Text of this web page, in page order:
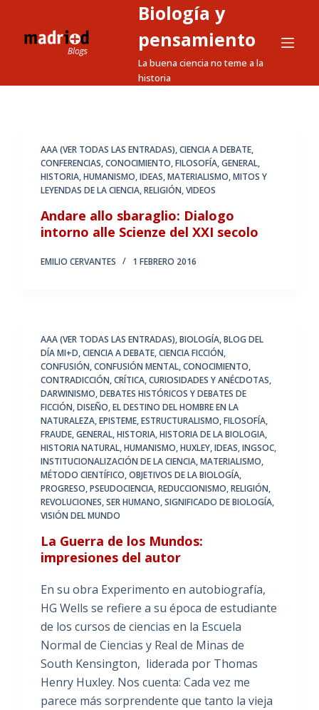
a
Biología y
pensamiento
La buena ciencia no teme a la
historia
AAA (VER TODAS LAS ENTRADAS),CIENCIA A DEBATE,
CONFERENCIAS,CONOCIMIENTO,FILOSOFÍA,GENERAL,
HISTORIA,HUMANISMO,IDEAS,MATERIALISMO,MITOS Y
LEYENDAS DE LA CIENCIA,RELIGIÓN,VIDEOS
Andare allo sbaraglio: Dialogo
intorno alle Scienze del XXI secolo
EMILIO CERVANTES 1 FEBRERO 2016
AAA (VER TODAS LAS ENTRADAS),BIOLOGÍA,BLOG DEL
DÍA MI+D,CIENCIA A DEBATE,CIENCIA FICCIÓN,
CONFUSIÓN,CONFUSIÓN MENTAL,CONOCIMIENTO,
CONTRADICCIÓN,CRÍTICA,CURIOSIDADES Y ANÉCDOTAS,
DARWINISMO,DEBATES HISTÓRICOS Y DEBATES DE
FICCIÓN,DISEÑO,EL DESTINO DEL HOMBRE EN LA
NATURALEZA,EPISTEME,ESTRUCTURALISMO,FILOSOFÍA,
FRAUDE,GENERAL,HISTORIA,HISTORIA DE LA BIOLOGIA,
HISTORIA NATURAL,HUMANISMO,HUXLEY,IDEAS,INGSOC,
INSTITUCIONALIZACIÓN DE LA CIENCIA,MATERIALISMO,
MÉTODO CIENTÍFICO,OBJETIVOS DE LA BIOLOGÍA,
PROGRESO,PSEUDOCIENCIA,REDUCCIONISMO,RELIGIÓN,
REVOLUCIONES,SER HUMANO,SIGNIFICADO DE BIOLOGÍA,
VISIÓN DEL MUNDO
La Guerra de los Mundos:
impresiones del autor
En su obra Experimento en autobiografía,
HG Wells se refiere a su época de estudiante
de los cursos de ciencias en la Escuela
Normal de Ciencias y Real de Minas de
South Kensington, liderada por Thomas
Henry Huxley. Nos cuenta: Cada vez me
parece más sorprendente que tanto la vieja